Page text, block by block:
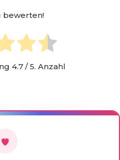
bewerten!
4.7 / 5. Anzahl